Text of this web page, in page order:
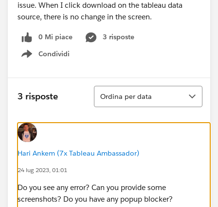
issue. When I click download on the tableau data
source, there is no change in the screen.
0 Mi piace
3 risposte
Condividi
Show menu
3 risposte
Ordina
Ordina per data
Hari Ankem (7x Tableau Ambassador)
24 lug 2023, 01:01
Do you see any error? Can you provide some
screenshots? Do you have any popup blocker?